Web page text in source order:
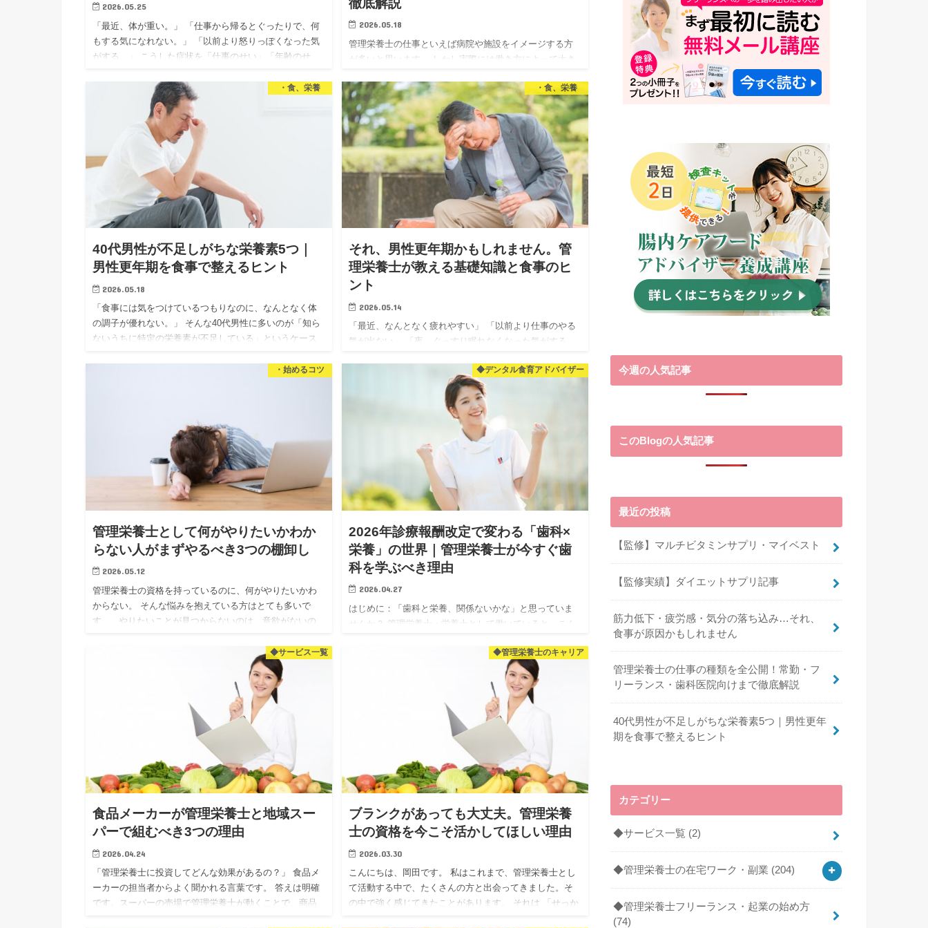
2026.05.25
「最近、体が重い。」 「仕事から帰るとぐったりで、何
もする気になれない。」 「以前より怒りっぽくなった気
がする。」 こうした症状を「仕事のせい」「年齢のせ
「食事がその…
2026.05.18
管理栄養士の仕事といえば病院や施設をイメージする方
が多いと思います。 しかし実際には働き方によって大き
す。 「自分に合った仕事が見つからない」 「資格を活か
したいけど何…
・食、栄養
40代男性が不足しがちな栄養素5つ｜
男性更年期を食事で整えるヒント
2026.05.18
「食事には気をつけているつもりなのに、なんとなく体
の調子が優れない。」 そんな40代男性に多いのが「知ら
ないうちに特定の栄養素が不足している」というケース
・食、栄養
それ、男性更年期かもしれません。管
理栄養士が教える基礎知識と食事のヒ
ント
2026.05.14
「最近、なんとなく疲れやすい」 「以前より仕事のやる
気が出ない」 「夜、ぐっすり眠れなくなった気がする」
している…。 そんな40〜50代男性のお悩み、実は「男性
・始めるコツ
管理栄養士として何がやりたいかわか
らない人がまずやるべき3つの棚卸し
2026.05.12
管理栄養士の資格を持っているのに、何がやりたいかわ
からない。 そんな悩みを抱えている方はとても多いで
す。 やりたいことが見つからないのは、意欲がないの
◆デンタル食育アドバイザー
2026年診療報酬改定で変わる「歯科×
栄養」の世界｜管理栄養士が今すぐ歯
科を学ぶべき理由
2026.04.27
はじめに：「歯科と栄養、関係ないかな」と思っていま
せんか？ 管理栄養士・栄養士として働いていると、こん
取ったのに、なんかやりがいを感じられない」 「残業が
◆サービス一覧
食品メーカーが管理栄養士と地域スー
パーで組むべき3つの理由
2026.04.24
「管理栄養士に投資してどんな効果があるの？」 食品メ
ーカーの担当者からよく聞かれる言葉です。 答えは明確
です。スーパーの売場で管理栄養士が動くことで、商品
◆管理栄養士のキャリア
ブランクがあっても大丈夫。管理栄養
士の資格を今こそ活かしてほしい理由
2026.03.30
こんにちは、岡田です。 私はこれまで、管理栄養士とし
て活動する中で、たくさんの方と出会ってきました。そ
の中で強く感じてきたことがあります。 それは 「せっか
今週の人気記事
このBlogの人気記事
最近の投稿
【監修】マルチビタミンサプリ・マイベスト
【監修実績】ダイエットサプリ記事
筋力低下・疲労感・気分の落ち込み…それ、
食事が原因かもしれません
管理栄養士の仕事の種類を全公開！常勤・フ
リーランス・歯科医院向けまで徹底解説
40代男性が不足しがちな栄養素5つ｜男性更年
期を食事で整えるヒント
カテゴリー
◆サービス一覧 (2)
◆管理栄養士の在宅ワーク・副業 (204)
◆管理栄養士フリーランス・起業の始め方
(74)